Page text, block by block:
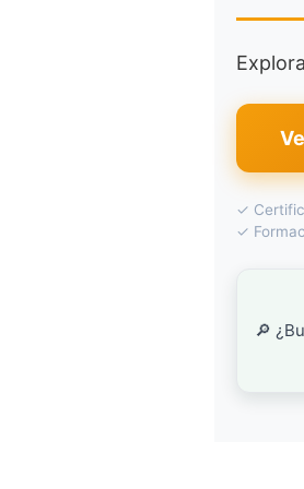
✓
✓
🔎